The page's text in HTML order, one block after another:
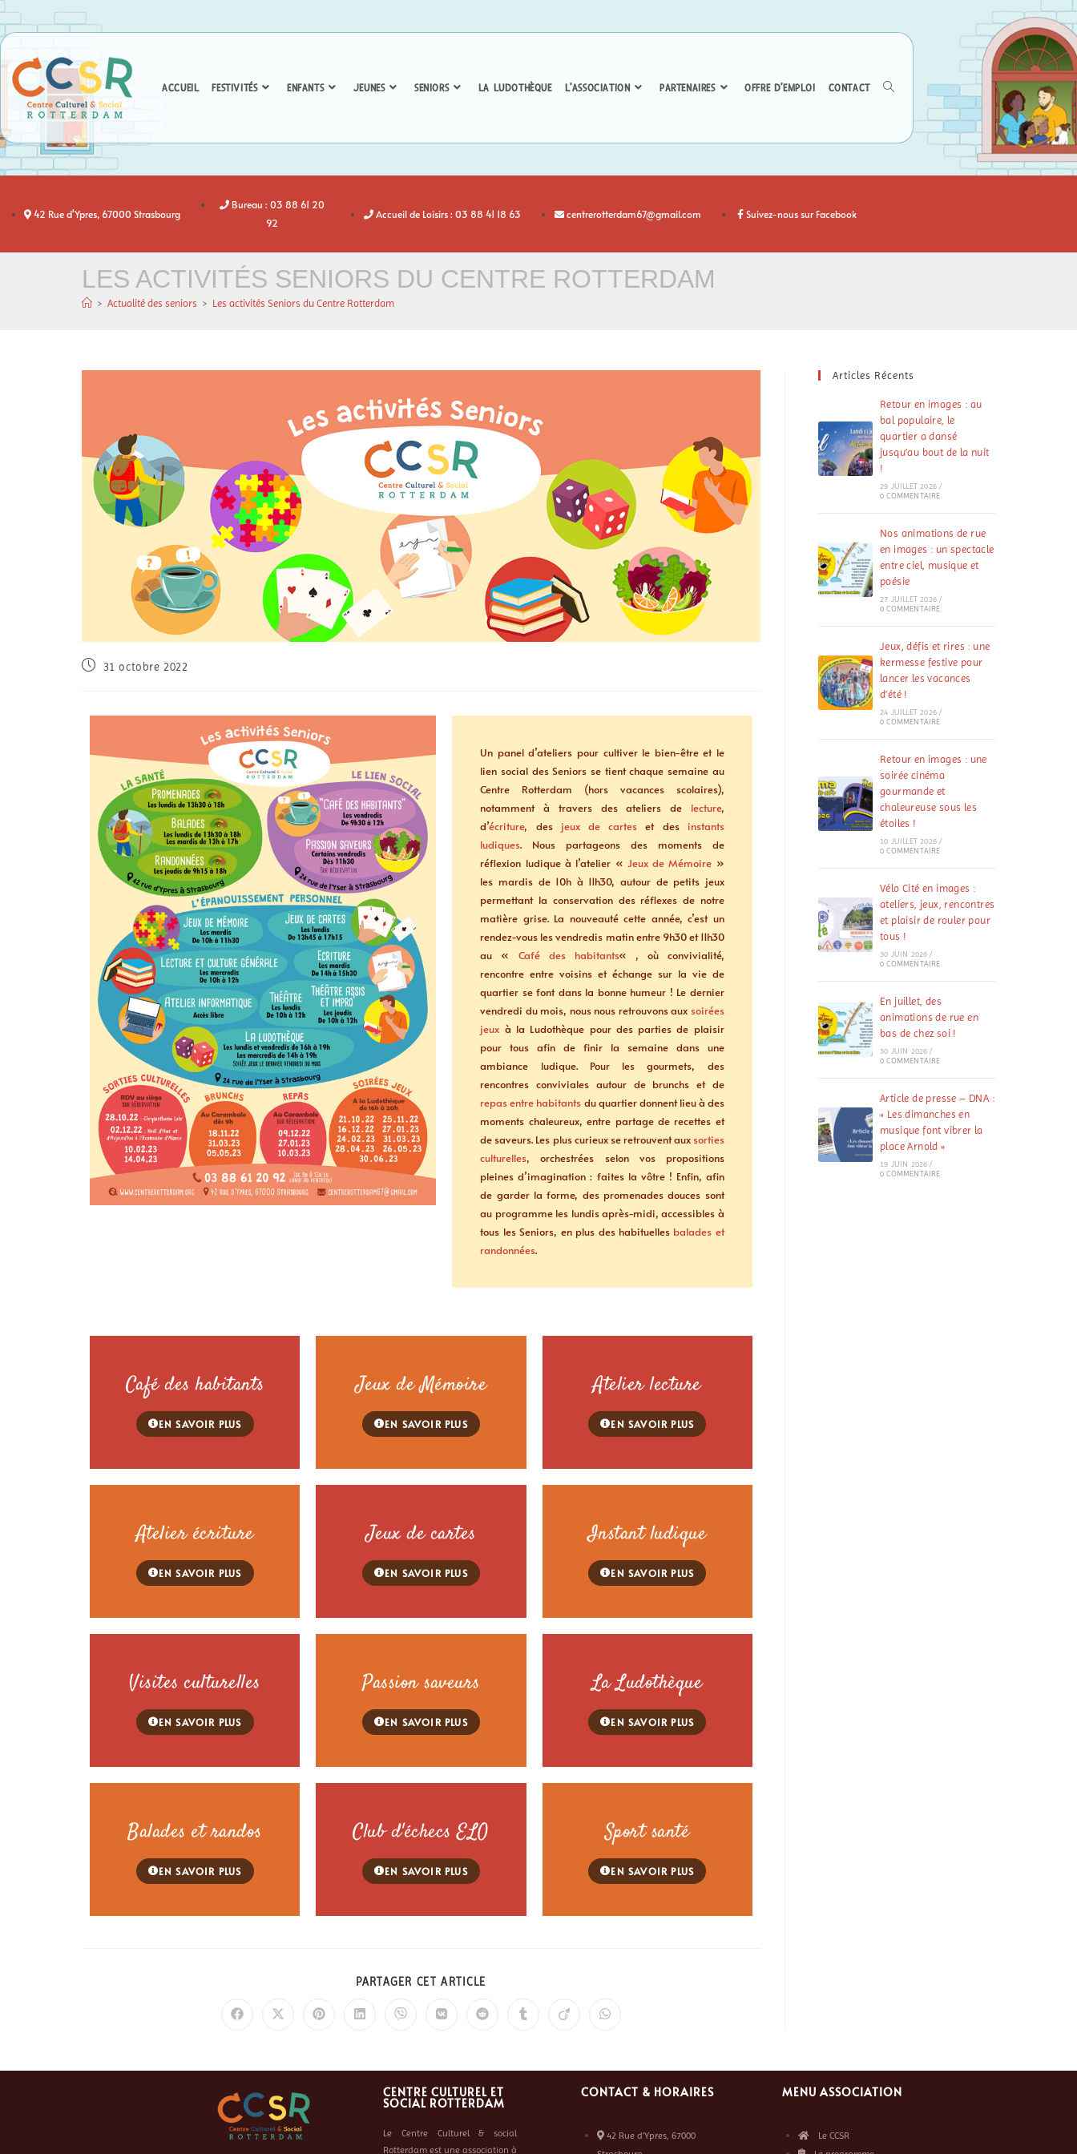
ACCUEIL FESTIVITÉS ENFANTS JEUNES SENIORS LA LUDOTHÈQUE L’ASSOCIATION PARTENAIRES OFFRE D’EMPLOI CONTACT
42 Rue d'Ypres, 67000 Strasbourg
Bureau : 03 88 61 20
92
Accueil de Loisirs : 03 88 41 18 63 centrerotterdam67@gmail.com Suivez-nous sur Facebook
LES ACTIVITÉS SENIORS DU CENTRE ROTTERDAM
> Actualité des seniors > Les activités Seniors du Centre Rotterdam
31 octobre 2022
Un panel d’ateliers pour cultiver le bien-être et le
lien social des Seniors se tient chaque semaine au
Centre Rotterdam (hors vacances scolaires),
notamment à travers des ateliers de lecture,
d’écriture, des jeux de cartes et des instants
ludiques. Nous partageons des moments de
réflexion ludique à l’atelier « Jeux de Mémoire »
les mardis de 10h à 11h30, autour de petits jeux
permettant la conservation des réflexes de notre
matière grise. La nouveauté cette année, c’est un
rendez-vous les vendredis matin entre 9h30 et 11h30
au « Café des habitants« , où convivialité,
rencontre entre voisins et échange sur la vie de
quartier se font dans la bonne humeur ! Le dernier
vendredi du mois, nous nous retrouvons aux soirées
jeux à la Ludothèque pour des parties de plaisir
pour tous afin de finir la semaine dans une
ambiance ludique. Pour les gourmets, des
rencontres conviviales autour de brunchs et de
repas entre habitants du quartier donnent lieu à des
moments chaleureux, entre partage de recettes et
de saveurs. Les plus curieux se retrouvent aux sorties
culturelles, orchestrées selon vos propositions
pleines d’imagination : faites la vôtre ! Enfin, afin
de garder la forme, des promenades douces sont
au programme les lundis après-midi, accessibles à
tous les Seniors, en plus des habituelles balades et
randonnées.
Café des habitants
EN SAVOIR PLUS
Jeux de Mémoire
EN SAVOIR PLUS
Atelier lecture
EN SAVOIR PLUS
Atelier écriture
EN SAVOIR PLUS
Jeux de cartes
EN SAVOIR PLUS
Instant ludique
EN SAVOIR PLUS
Visites culturelles
EN SAVOIR PLUS
Passion saveurs
EN SAVOIR PLUS
La Ludothèque
EN SAVOIR PLUS
Balades et randos
EN SAVOIR PLUS
Club d'échecs ELO
EN SAVOIR PLUS
Sport santé
EN SAVOIR PLUS
PARTAGER CET ARTICLE
Articles Récents
Retour en images : au
bal populaire, le
quartier a dansé
jusqu’au bout de la nuit
!
29 JUILLET 2026 /
0 COMMENTAIRE
Nos animations de rue
en images : un spectacle
entre ciel, musique et
poésie
27 JUILLET 2026 /
0 COMMENTAIRE
Jeux, défis et rires : une
kermesse festive pour
lancer les vacances
d’été !
24 JUILLET 2026 /
0 COMMENTAIRE
Retour en images : une
soirée cinéma
gourmande et
chaleureuse sous les
étoiles !
10 JUILLET 2026 /
0 COMMENTAIRE
Vélo Cité en images :
ateliers, jeux, rencontres
et plaisir de rouler pour
tous !
30 JUIN 2026 /
0 COMMENTAIRE
En juillet, des
animations de rue en
bas de chez soi !
30 JUIN 2026 /
0 COMMENTAIRE
Article de presse – DNA :
« Les dimanches en
musique font vibrer la
place Arnold »
19 JUIN 2026 /
0 COMMENTAIRE
CENTRE CULTUREL ET
SOCIAL ROTTERDAM
Le Centre Culturel & social
Rotterdam est une association à
CONTACT & HORAIRES
42 Rue d’Ypres, 67000
MENU ASSOCIATION
Le CCSR